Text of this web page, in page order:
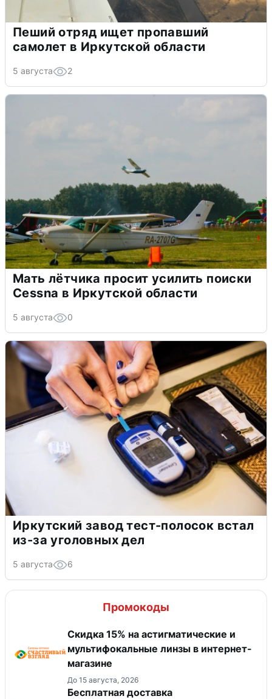
Пеший отряд ищет пропавший
самолет в Иркутской области
5 августа 2
Мать лётчика просит усилить поиски
Cessna в Иркутской области
5 августа 0
Иркутский завод тест-полосок встал
из-за уголовных дел
5 августа 6
Промокоды
Скидка 15% на астигматические и
мультифокальные линзы в интернет-
магазине
До 15 августа, 2026
Бесплатная доставка